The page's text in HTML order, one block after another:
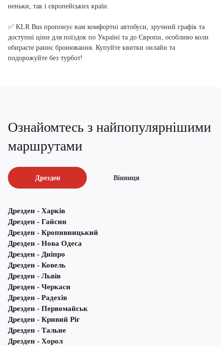
неньки, так і європейських країн.
✅ KLR Bus пропонує вам комфортні автобуси, зручний графік та
доступні ціни для поїздок по Україні та до Європи, особливо коли
обираєте раннє бронювання. Купуйте квитки онлайн та
подорожуйте без турбот!
Ознайомтесь з найпопулярнішими
маршрутами
Дрезден Вінниця
Дрезден - Харків
Дрезден - Гайсин
Дрезден - Кропивницький
Дрезден - Нова Одеса
Дрезден - Дніпро
Дрезден - Ковель
Дрезден - Львів
Дрезден - Черкаси
Дрезден - Радехів
Дрезден - Первомайськ
Дрезден - Кривий Ріг
Дрезден - Тальне
Дрезден - Хорол